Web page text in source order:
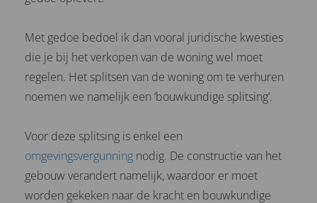
Met gedoe bedoel ik dan vooral juridische kwesties
die je bij het verkopen van de woning wel moet
regelen. Het splitsen van de woning om te verhuren
noemen we namelijk een ‘bouwkundige splitsing’.
Voor deze splitsing is enkel een
omgevingsvergunning nodig. De constructie van het
gebouw verandert namelijk, waardoor er moet
worden gekeken naar de kracht en bouwkundige